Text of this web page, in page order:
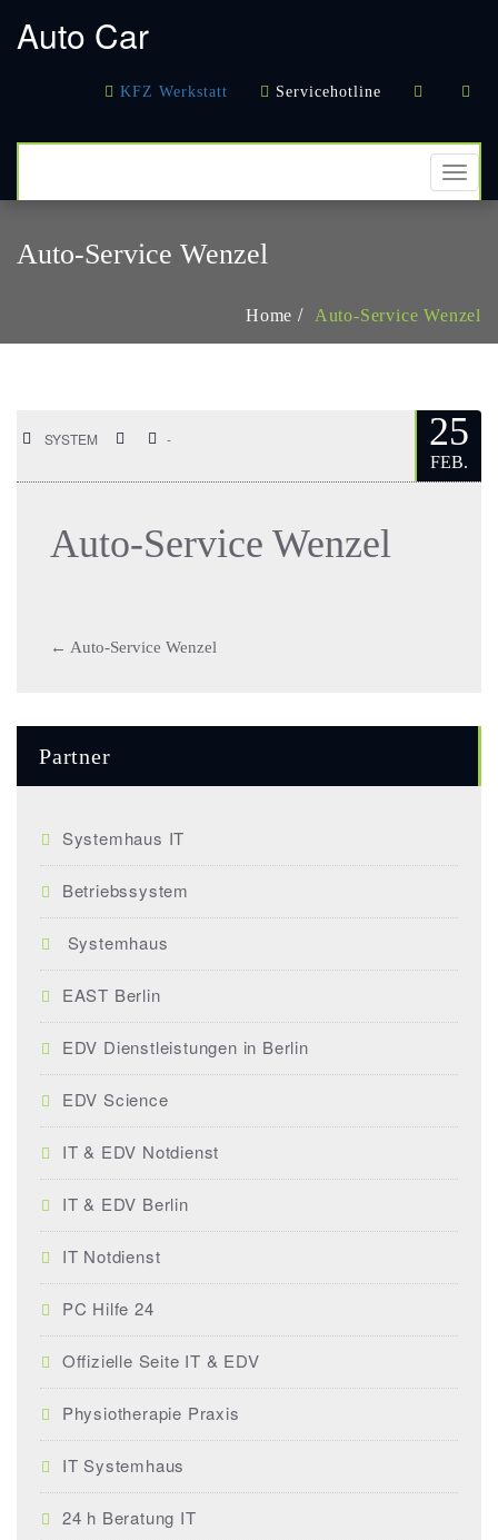
наличными
Auto Car
KFZ Werkstatt Servicehotline
Auto-Service Wenzel
Home Auto-Service Wenzel
SYSTEM - 25
FEB.
Auto-Service Wenzel
Post
← Auto-Service Wenzel
Partner
Systemhaus IT
Betriebssystem
Systemhaus
EAST Berlin
EDV Dienstleistungen in Berlin
EDV Science
IT & EDV Notdienst
IT & EDV Berlin
IT Notdienst
PC Hilfe 24
Offizielle Seite IT & EDV
Physiotherapie Praxis
IT Systemhaus
24 h Beratung IT